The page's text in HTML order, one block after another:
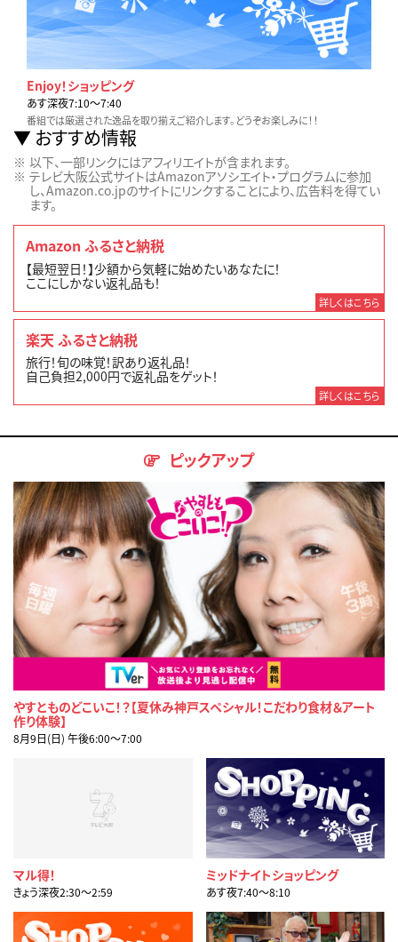
Enjoy！ショッピング
あす深夜7:10〜7:40
番組では厳選された逸品を取り揃えご紹介します。どうぞお楽しみに！！
おすすめ情報
以下、一部リンクにはアフィリエイトが含まれます。
テレビ大阪公式サイトはAmazonアソシエイト・プログラムに参加
し、Amazon.co.jpのサイトにリンクすることにより、広告料を得てい
ます。
Amazon ふるさと納税
【最短翌日！】少額から気軽に始めたいあなたに！
ここにしかない返礼品も！
詳しくはこちら
楽天 ふるさと納税
旅行！旬の味覚！訳あり返礼品！
自己負担2,000円で返礼品をゲット！
詳しくはこちら
ピックアップ
やすとものどこいこ！？【夏休み神戸スペシャル！こだわり食材＆アート
作り体験】
8月9日(日) 午後6:00〜7:00
マル得！
きょう深夜2:30〜2:59
ミッドナイトショッピング
あす夜7:40〜8:10